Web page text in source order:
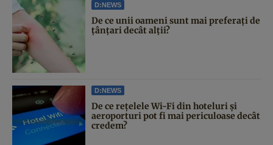
D:NEWS
De ce unii oameni sunt mai preferați de
țânțari decât alții?
D:NEWS
De ce rețelele Wi-Fi din hoteluri și
aeroporturi pot fi mai periculoase decât
credem?